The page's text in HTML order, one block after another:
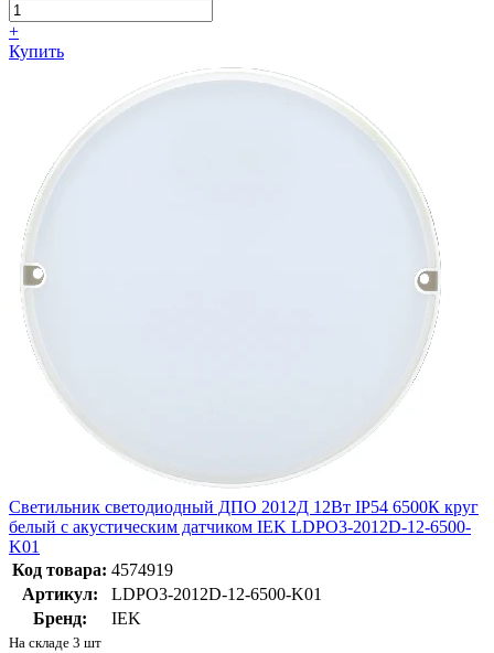
+
Купить
Светильник светодиодный ДПО 2012Д 12Вт IP54 6500К круг
белый с акустическим датчиком IEK LDPO3-2012D-12-6500-
K01
Код товара: 4574919
Артикул:
LDPO3-2012D-12-6500-K01
Бренд:
IEK
На складе 3 шт